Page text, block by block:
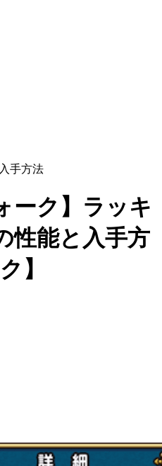
手方法
ーク】ラッキ
性能と入手方
】